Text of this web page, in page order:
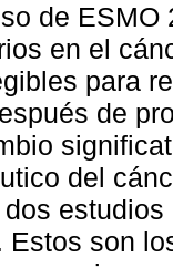
de
en el
para
de
del
Estos son